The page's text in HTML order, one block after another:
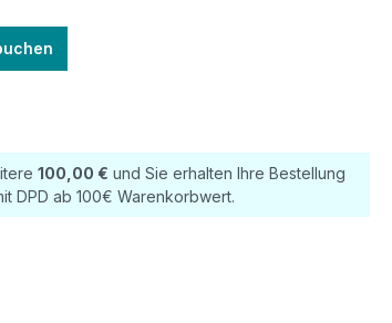
100,00 € und Sie erhalten Ihre Bestellung
DPD ab 100€ Warenkorbwert.